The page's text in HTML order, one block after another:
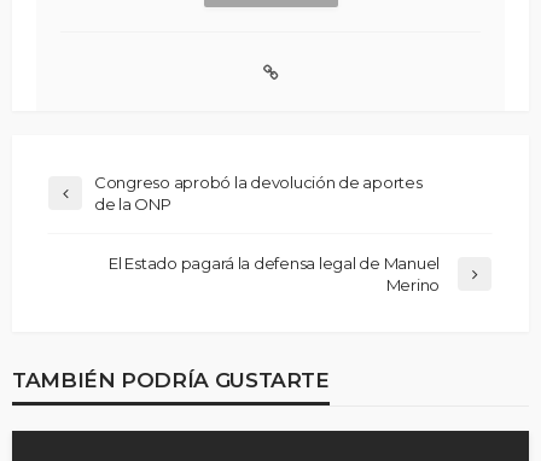
Congreso aprobó la devolución de aportes
de la ONP
El Estado pagará la defensa legal de Manuel
Merino
TAMBIÉN PODRÍA GUSTARTE